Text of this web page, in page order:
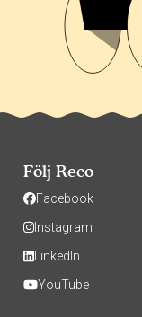
Följ Reco
Facebook
Instagram
LinkedIn
YouTube